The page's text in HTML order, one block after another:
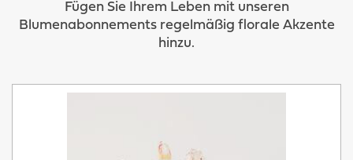
Fügen Sie Ihrem Leben mit unseren
Blumenabonnements regelmäßig florale Akzente
hinzu.